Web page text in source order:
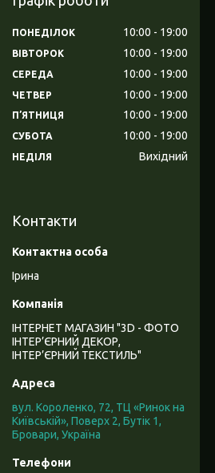
ПОНЕДІЛОК 10:00 19:00
ВІВТОРОК 10:00 19:00
СЕРЕДА 10:00 19:00
ЧЕТВЕР 10:00 19:00
ПʼЯТНИЦЯ 10:00 19:00
СУБОТА 10:00 19:00
НЕДІЛЯ Вихідний
Контакти
Ірина
ІНТЕРНЕТ МАГАЗИН "3D - ФОТО
ІНТЕР’ЄРНИЙ ДЕКОР,
ІНТЕР’ЄРНИЙ ТЕКСТИЛЬ"
вул. Короленко, 72, ТЦ «Ринок на
Київській», Поверх 2, Бутік 1,
Бровари, Україна